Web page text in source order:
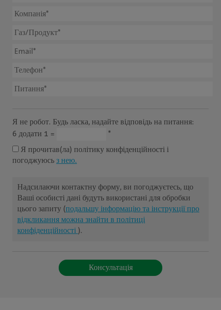
Я не робот. Будь ласка, надайте відповідь на питання:
6 додати 1 =
*
Я прочитав(ла) політику конфіденційності і
погоджуюсьз нею.
Надсилаючи контактну форму, ви погоджуєтесь, що
Ваші особисті дані будуть використані для обробки
цього запиту (подальшу інформацію та інструкції про
відкликання можна знайти в політиці
конфіденційності ).